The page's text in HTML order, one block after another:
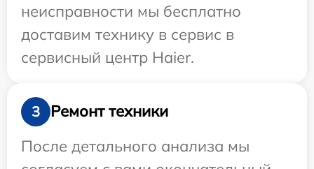
неисправности мы бесплатно
доставим технику в сервис в
сервисный центр Haier.
3
Ремонт техники
После детального анализа мы